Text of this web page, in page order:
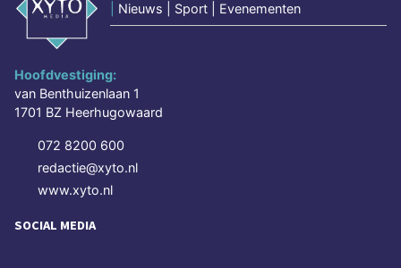
Nieuws | Sport | Evenementen
Hoofdvestiging:
van Benthuizenlaan 1
1701 BZ Heerhugowaard
072 8200 600
redactie@xyto.nl
www.xyto.nl
SOCIAL MEDIA